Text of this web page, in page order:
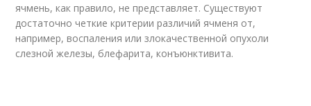
ячмень, как правило, не представляет. Существуют
достаточно четкие критерии различий ячменя от,
например, воспаления или злокачественной опухоли
слезной железы, блефарита, конъюнктивита.